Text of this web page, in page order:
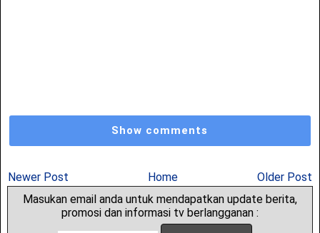
Show comments
Newer Post Home
Older Post
Masukan email anda untuk mendapatkan update berita,
promosi dan informasi tv berlangganan :